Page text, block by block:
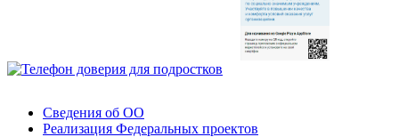
Сведения об ОО
Реализация Федеральных проектов